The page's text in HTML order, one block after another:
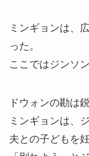
ミンギョンは、
った。
ここではジンソ
ドウォンの勘は
ミンギョンは、
夫との子どもを